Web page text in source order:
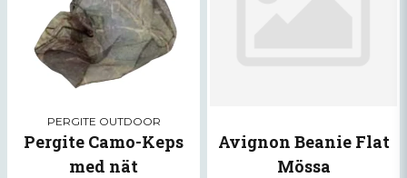
PERGITE OUTDOOR
Pergite Camo-Keps
med nät
Avignon Beanie Flat
Mössa